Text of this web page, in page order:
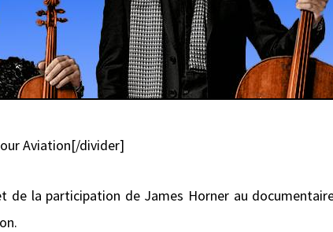
Aviation[/divider]
de la participation de James Horner au